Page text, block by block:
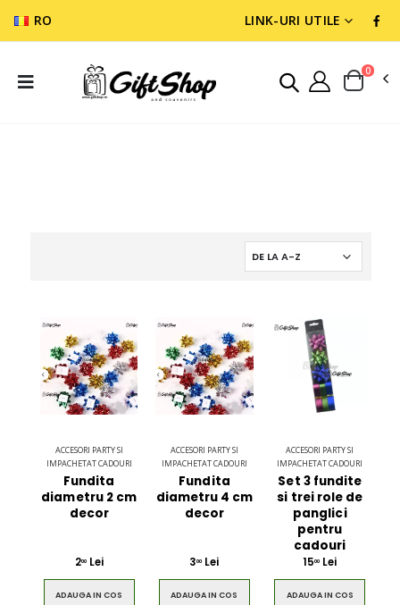
RO LINK-URI UTILE
0
ACCESORI PARTY SI
IMPACHETAT CADOURI
Fundita
diametru 2 cm
decor
200Lei
ADAUGA IN COS
ACCESORI PARTY SI
IMPACHETAT CADOURI
Fundita
diametru 4 cm
decor
300 Lei
ADAUGA IN COS
ACCESORI PARTY SI
IMPACHETAT CADOURI
Set 3 fundite
si trei role de
panglici
pentru
cadouri
1500 Lei
ADAUGA IN COS